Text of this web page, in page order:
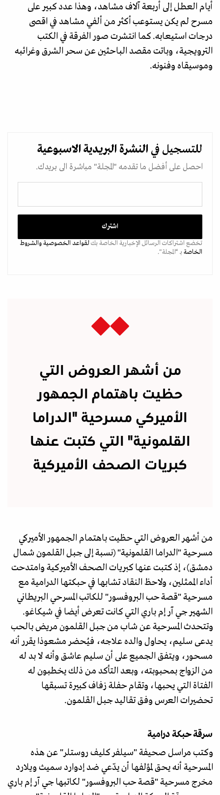
أيام العطل إلى أربعة آلاف مشاهد، وهذا عدد كبير على
مسرح لم يكن يستوعب أكثر من ألفي مشاهد في اقصى
درجات استيعابه. كما انتشرت صور الفرقة في الكتب
الترويجية، وباتت مقصد الباحثين عن سحر الشرق وغرائبه
وموسيقاه وفنونه.
للتسجيل في النشرة البريدية الاسبوعية
احصل على أفضل ما تقدمه "المجلة" مباشرة الى بريدك.
تخضع اشتراكات الرسائل الإخبارية الخاصة بكلقواعد الخصوصيةوالشروط
الخاصة بـ “المجلة".
من أشهر العروض التي
حظيت باهتمام الجمهور
الأميركي مسرحية "الدراما
القلمونية" التي كتبت عنها
كبريات الصحف الأميركية
من أشهر العروض التي حظيت باهتمام الجمهور الأميركي
مسرحية "الدراما القلمونية" (نسبة إلى جبل القلمون شمال
دمشق)، إذ كتبت عنها كبريات الصحف الأميركية وامتدحت
أداء الممثلين، ولاحظ النقاد تشابها في حبكتها الدرامية مع
مسرحية "قصة حب البروفسور" للكاتب المسرحي البريطاني
الشهير جي آر إم باري التي كانت تعرض أيضا في شيكاغو.
وتتحدث المسرحية عن شاب من جبل القلمون مريض بالحب
يدعى سليم، يحاول والده علاجه، فيُحضر مشعوذا يقرر أنه
مسحور، ويتفق الجميع على أن سليم عاشق وأنه لا بد له
من الزواج بمحبوبته، وبعد التأكد من ذلك يخطبون له
الفتاة التي يحبها، وتقام حفلة زفاف كبيرة تسبقها
تحضيرات العرس وفق تقاليد جبل القلمون.
سرقة حبكة درامية
وكتب مراسل صحيفة "سيلفر كليف روستلر" عن هذه
المسرحية أنه يحق لمؤلفها أن يدّعي ضد إدوارد سميث ويلارد
مخرج مسرحية "قصة حب البروفسور" لكاتبها جي آر إم باري